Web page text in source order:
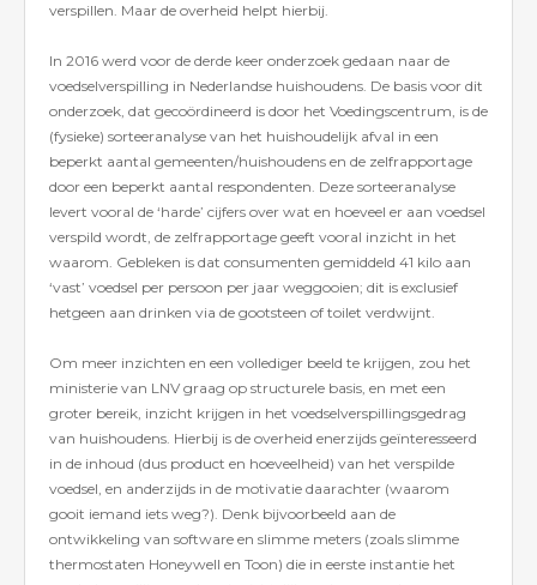
verspillen. Maar de overheid helpt hierbij.
In 2016 werd voor de derde keer onderzoek gedaan naar de
voedselverspilling in Nederlandse huishoudens. De basis voor dit
onderzoek, dat gecoördineerd is door het Voedingscentrum, is de
(fysieke) sorteeranalyse van het huishoudelijk afval in een
beperkt aantal gemeenten/huishoudens en de zelfrapportage
door een beperkt aantal respondenten. Deze sorteeranalyse
levert vooral de ‘harde’ cijfers over wat en hoeveel er aan voedsel
verspild wordt, de zelfrapportage geeft vooral inzicht in het
waarom. Gebleken is dat consumenten gemiddeld 41 kilo aan
‘vast’ voedsel per persoon per jaar weggooien; dit is exclusief
hetgeen aan drinken via de gootsteen of toilet verdwijnt.
Om meer inzichten en een vollediger beeld te krijgen, zou het
ministerie van LNV graag op structurele basis, en met een
groter bereik, inzicht krijgen in het voedselverspillingsgedrag
van huishoudens. Hierbij is de overheid enerzijds geïnteresseerd
in de inhoud (dus product en hoeveelheid) van het verspilde
voedsel, en anderzijds in de motivatie daarachter (waarom
gooit iemand iets weg?). Denk bijvoorbeeld aan de
ontwikkeling van software en slimme meters (zoals slimme
thermostaten Honeywell en Toon) die in eerste instantie het